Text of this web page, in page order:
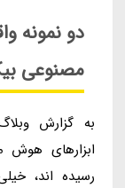
دو نمونه
مصنوعی
به گزارش
رسیده اند،